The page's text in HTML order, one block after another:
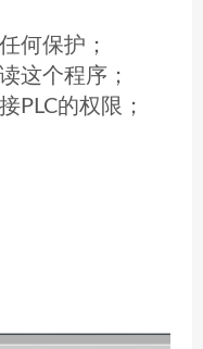
何保护；
这个程序；
PLC的权限；